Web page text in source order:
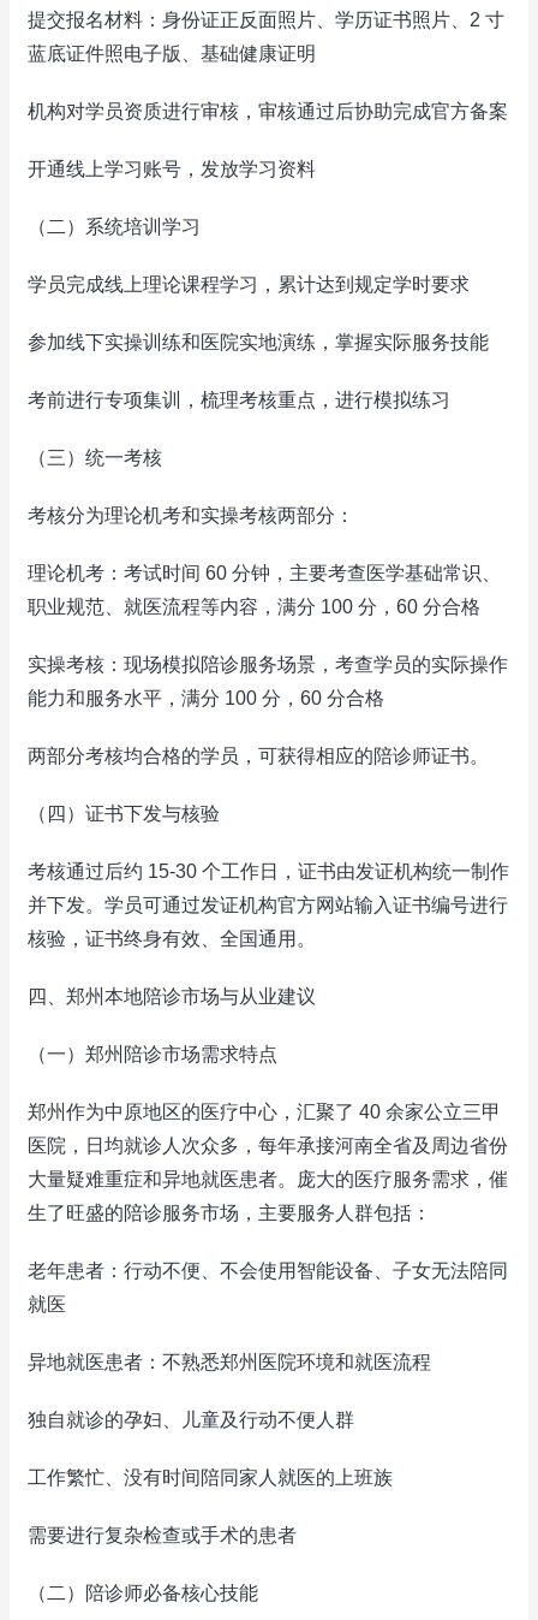
提交报名材料：身份证正反面照片、学历证书照片、2 寸
蓝底证件照电子版、基础健康证明
机构对学员资质进行审核，审核通过后协助完成官方备案
开通线上学习账号，发放学习资料
（二）系统培训学习
学员完成线上理论课程学习，累计达到规定学时要求
参加线下实操训练和医院实地演练，掌握实际服务技能
考前进行专项集训，梳理考核重点，进行模拟练习
（三）统一考核
考核分为理论机考和实操考核两部分：
理论机考：考试时间 60 分钟，主要考查医学基础常识、
职业规范、就医流程等内容，满分 100 分，60 分合格
实操考核：现场模拟陪诊服务场景，考查学员的实际操作
能力和服务水平，满分 100 分，60 分合格
两部分考核均合格的学员，可获得相应的陪诊师证书。
（四）证书下发与核验
考核通过后约 15-30 个工作日，证书由发证机构统一制作
并下发。学员可通过发证机构官方网站输入证书编号进行
核验，证书终身有效、全国通用。
四、郑州本地陪诊市场与从业建议
（一）郑州陪诊市场需求特点
郑州作为中原地区的医疗中心，汇聚了 40 余家公立三甲
医院，日均就诊人次众多，每年承接河南全省及周边省份
大量疑难重症和异地就医患者。庞大的医疗服务需求，催
生了旺盛的陪诊服务市场，主要服务人群包括：
老年患者：行动不便、不会使用智能设备、子女无法陪同
就医
异地就医患者：不熟悉郑州医院环境和就医流程
独自就诊的孕妇、儿童及行动不便人群
工作繁忙、没有时间陪同家人就医的上班族
需要进行复杂检查或手术的患者
（二）陪诊师必备核心技能